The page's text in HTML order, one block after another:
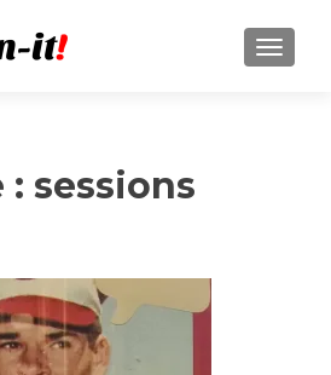
MENU
: sessions